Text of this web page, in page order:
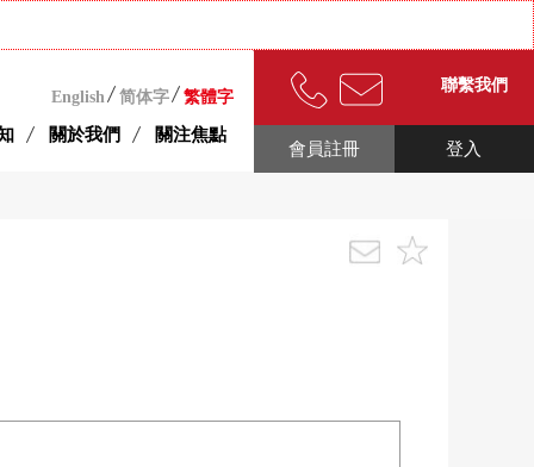
English 简体字 繁體字
關於我們 關注焦點
聯繫我們
登入
會員註冊